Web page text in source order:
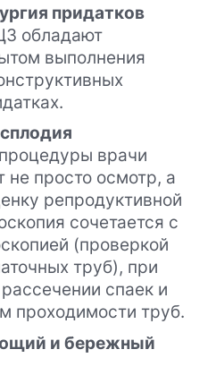
придатков
обладают
выполнения
врачи
не просто осмотр, а
репродуктивной
сочетается с
(проверкой
труб), при
спаек и
проходимости труб.
и бережный